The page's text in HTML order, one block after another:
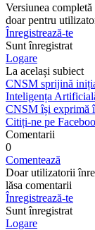
Versiunea
doar pentru
Înregistrează-te
Sunt înregistrat
Logare
La același subiect
CNSM sprijină
Inteligența
CNSM își exprimă
Citiți-ne pe
Comentarii
0
Comentează
Doar utilizatorii
lăsa comentarii
Înregistrează-te
Sunt înregistrat
Logare